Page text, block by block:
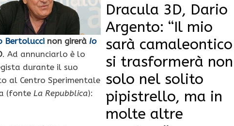
Bertolucci non gireràIo
. Ad annunciarlo è lo
durante il suo
al Centro Sperimentale
(fonteLa Repubblica):
Dracula 3D, Dario
Argento: “Il mio
sarà camaleontico
si trasformerà non
solo nel solito
pipistrello, ma in
molte altre